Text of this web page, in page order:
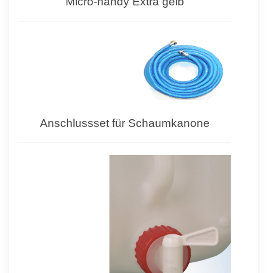
Anschlussset für Schaumkanone